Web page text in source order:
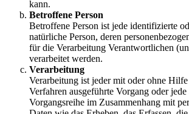
kann.
Betroffene Person
Betroffene Person ist jede identifizierte
natürliche Person, deren
für die Verarbeitung Verantwortlichen
verarbeitet werden.
Verarbeitung
Verarbeitung ist jeder mit oder ohne
Verfahren ausgeführte Vorgang oder jede
Vorgangsreihe im Zusammenhang mit